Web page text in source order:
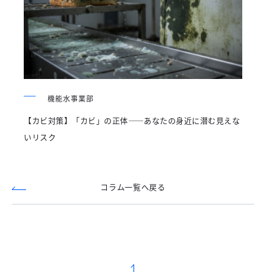
機能水事業部
【カビ対策】「カビ」の正体——あなたの身近に潜む見えな
いリスク
コラム一覧へ戻る